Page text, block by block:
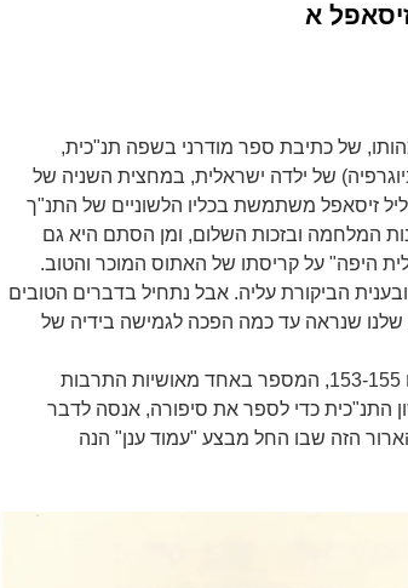
א
במהותו, של כתיבת ספר מודרני בשפה תנ"כית,
של ילדה ישראלית, במחצית השניה של
זיסאפל משתמשת בכליו הלשוניים של התנ"ך
המלחמה ובזכות השלום, ומן הסתם היא גם
היפה" על קריסתו של האתוס המוכר והטוב.
הביקורת עליה. אבל נתחיל בדברים הטובים
שנראה עד כמה הפכה לגמישה בידיה של
מצורף פה בלשונו ובמראיתו פרק ט"ו, בעמודים 153-155, המספר באחד מאושיות התרבות
התנ"כית כדי לספר את סיפורה, אנסה לדבר
הזה שבו החל מבצע "עמוד ענן" הנה